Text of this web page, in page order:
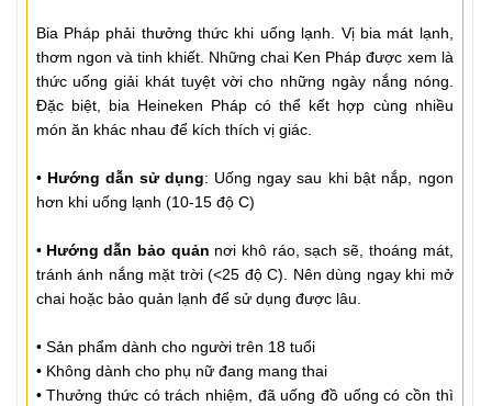
Bia Pháp phải thưởng thức khi uống lạnh. Vị bia mát lạnh,
thơm ngon và tinh khiết. Những chai Ken Pháp được xem là
thức uống giải khát tuyệt vời cho những ngày nắng nóng.
Đặc biệt, bia Heineken Pháp có thể kết hợp cùng nhiều
món ăn khác nhau để kích thích vị giác.
• Hướng dẫn sử dụng: Uống ngay sau khi bật nắp, ngon
hơn khi uống lạnh (10-15 độ C)
• Hướng dẫn bảo quản nơi khô ráo, sạch sẽ, thoáng mát,
tránh ánh nắng mặt trời (<25 độ C). Nên dùng ngay khi mở
chai hoặc bảo quản lạnh để sử dụng được lâu.
• Sản phẩm dành cho người trên 18 tuổi
• Không dành cho phụ nữ đang mang thai
• Thưởng thức có trách nhiệm, đã uống đồ uống có cồn thì